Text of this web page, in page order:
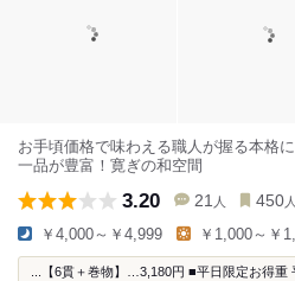
お手頃価格で味わえる職人が握る本格
一品が豊富！寛ぎの和空間
3.20 21 人 450 人
￥4,000～￥4,999 ￥1,000～￥
...【6貫＋巻物】…3,180円 ■平日限定お得重